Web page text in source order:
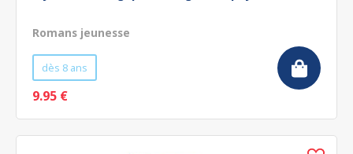
Romans jeunesse
dès 8 ans
9.95 €